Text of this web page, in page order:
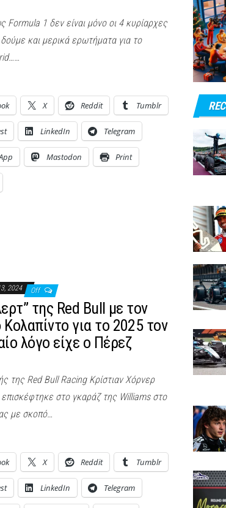
Formula 1 δεν είναι μόνο οι 4 κυρίαρχες
και μερικά ερωτήματα για το
X Reddit Tumblr
LinkedIn Telegram
Mastodon Print
2024 Off
της Red Bull με τον
για το 2025 τον
λόγο είχε ο Πέρεζ
της Red Bull Racing Κρίστιαν Χόρνερ
στο γκαράζ της Williams στο
με σκοπό…
X Reddit Tumblr
LinkedIn Telegram